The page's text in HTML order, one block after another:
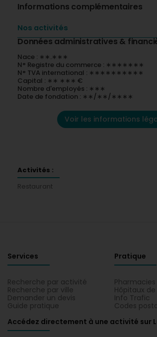
Informations complémentaires
Nos activités
Données administratives &
Nace : ∗∗.∗∗∗
N° Registre du commerce : ∗∗∗∗∗∗∗
N° TVA international : ∗∗∗∗∗∗∗∗∗∗
Capital : ∗∗ ∗∗∗ €
Nombre d'employés : ∗∗∗
Date de fondation : ∗∗/∗∗/∗∗∗∗
Voir les informations
Activités :
Restaurant
Services
Recherche par activité
Recherche par ville
Demander un devis
Guide pratique
Pratique
Hôpitaux
Info Trafic
Codes
Accédez directement à une activité sur